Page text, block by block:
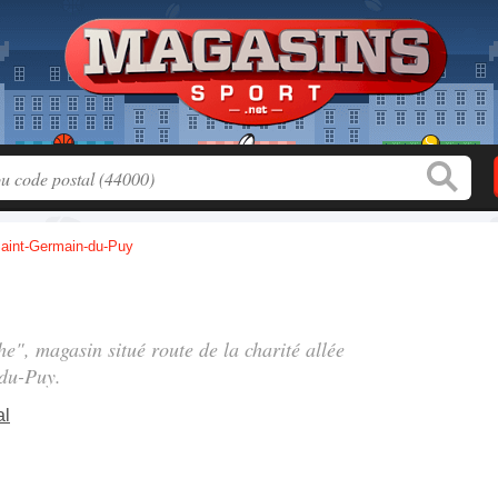
Germain-du-Puy
magasin situé route de la charité allée
Puy.